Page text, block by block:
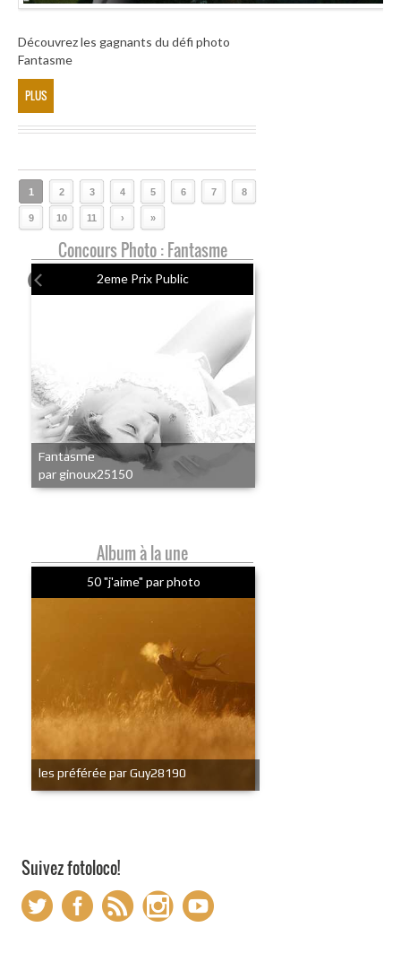
Découvrez les gagnants du défi photo
Fantasme
PLUS
1 2 3 4 5 6 7 8
9 10 11 › »
Concours Photo : Fantasme
2eme Prix Public
Fantasme
par ginoux25150
Album à la une
50 "j'aime" par photo
les préférée par Guy28190
Suivez fotoloco!